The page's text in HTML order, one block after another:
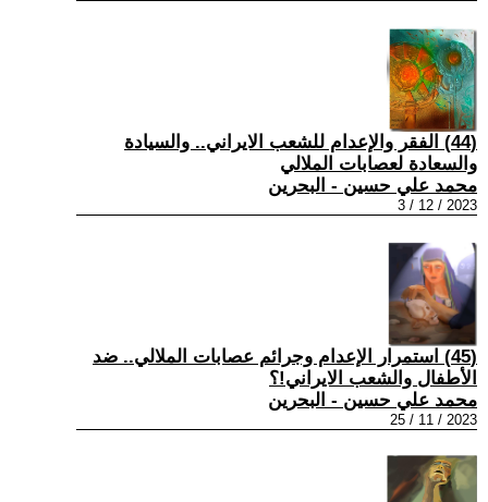
(44) الفقر والإعدام للشعب الايراني.. والسيادة
والسعادة لعصابات الملالي
محمد علي حسين - البحرين
2023 / 12 / 3
(45) استمرار الإعدام وجرائم عصابات الملالي.. ضد
الأطفال والشعب الايراني!؟
محمد علي حسين - البحرين
2023 / 11 / 25